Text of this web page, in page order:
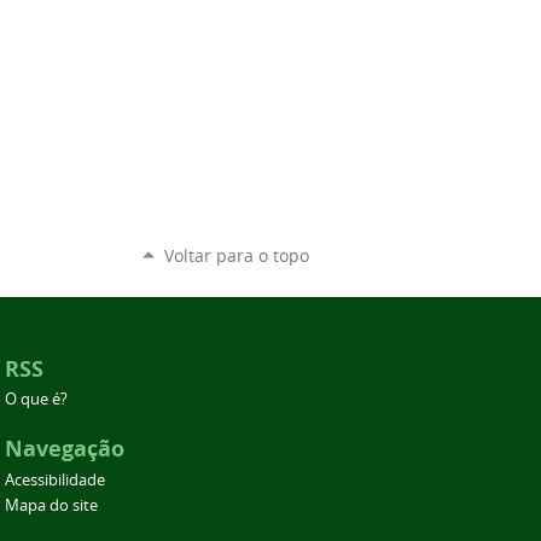
Voltar para o topo
RSS
O que é?
Navegação
Acessibilidade
Mapa do site